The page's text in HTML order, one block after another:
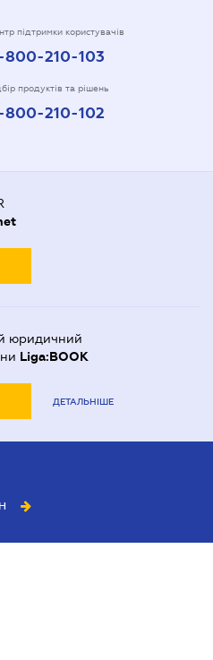
підтримки користувачів
800-210-103
продуктів та рішень
800-210-102
юридичний
Liga:BOOK
ДЕТАЛЬНІШЕ